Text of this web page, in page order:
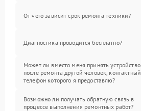
От чего зависит срок ремонта техники?
Диагностика проводится бесплатно?
Может ли вместо меня принять устройство
после ремонта другой человек, контактный
телефон которого я предоставлю?
Возможно ли получать обратную связь в
процессе выполнения ремонтных работ?